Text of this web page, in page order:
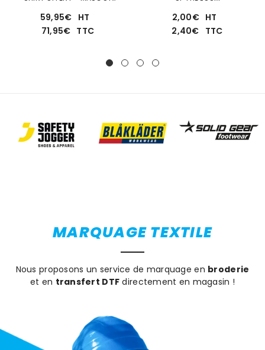
59,95€ HT
71,95€ TTC
2,00€ HT
2,40€ TTC
MARQUAGE TEXTILE
Nous proposons un service de marquage en broderie
et en transfert DTF directement en magasin !